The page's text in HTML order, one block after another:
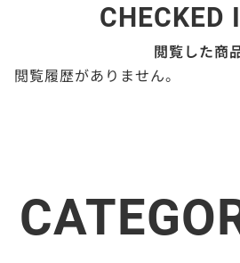
CHECKED
閲覧した商
閲覧履歴がありません。